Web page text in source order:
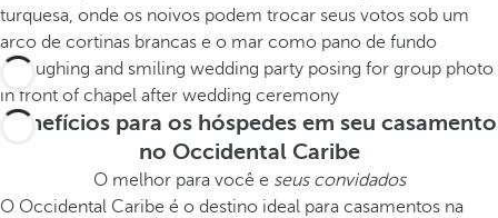
turquesa, onde os noivos podem trocar seus votos sob um
arco de cortinas brancas e o mar como pano de fundo
Benefícios para os hóspedes em seu casamento
no Occidental Caribe
O melhor para você e seus convidados
O Occidental Caribe é o destino ideal para casamentos na